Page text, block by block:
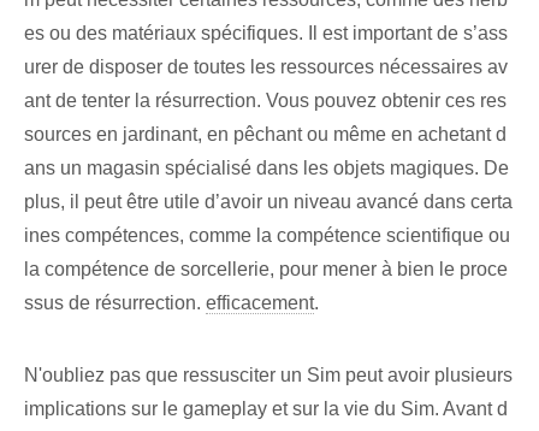
es ou des matériaux spécifiques. Il est important de s’ass
urer de disposer de toutes les ressources nécessaires av
ant de tenter la résurrection. Vous pouvez obtenir ces res
sources en jardinant, en pêchant ou même en achetant d
ans un magasin spécialisé dans les objets magiques. De
plus, il peut être utile d’avoir un niveau avancé dans certa
ines compétences, comme la compétence scientifique ou
la compétence de sorcellerie, pour mener à bien le proce
ssus de résurrection. efficacement.
N'oubliez pas que ressusciter un Sim peut avoir plusieurs
implications sur le gameplay et sur la vie du Sim. Avant d